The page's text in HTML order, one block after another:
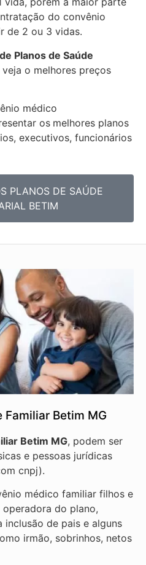
do convênio
de 2 ou 3 vidas.
Planos de Saúde
veja o melhores preços
médico
os melhores planos
executivos, funcionários
PLANOS DE SAÚDE
BETIM
Familiar Betim MG
Betim MG, podem ser
e pessoas jurídicas
cnpj).
médico familiar filhos e
do plano,
de pais e alguns
irmão, sobrinhos, netos